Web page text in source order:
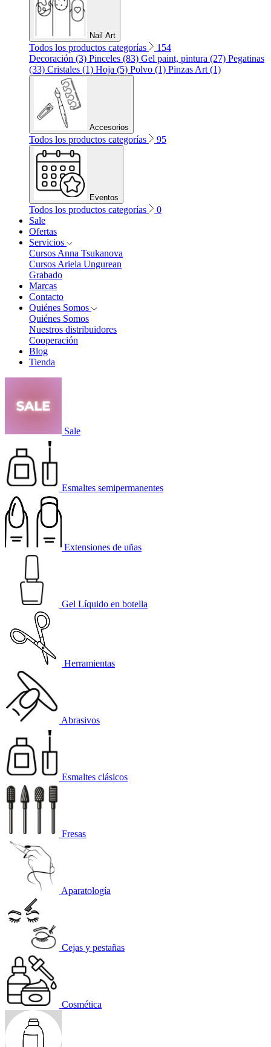
Nail Art
Todos los productos categorías
154
Decoración (3) Pinceles (83) Gel paint, pintura (27) Pegatinas
(33) Cristales (1) Hoja (5) Polvo (1) Pinzas Art (1)
Accesorios
Todos los productos categorías 95
Eventos
Todos los productos categorías
0
Sale
Ofertas
Servicios
Cursos Anna Tsukanova
Cursos Ariela Ungurean
Grabado
Marcas
Contacto
Quiénes Somos
Quiénes Somos
Nuestros distribuidores
Cooperación
Blog
Tienda
Sale
Esmaltes semipermanentes
Extensiones de uñas
Gel Líquido en botella
Herramientas
Abrasivos
Esmaltes clásicos
Fresas
Aparatología
Cejas y pestañas
Cosmética